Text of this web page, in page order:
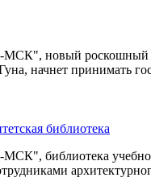
новый роскошный
начнет принимать
библиотека